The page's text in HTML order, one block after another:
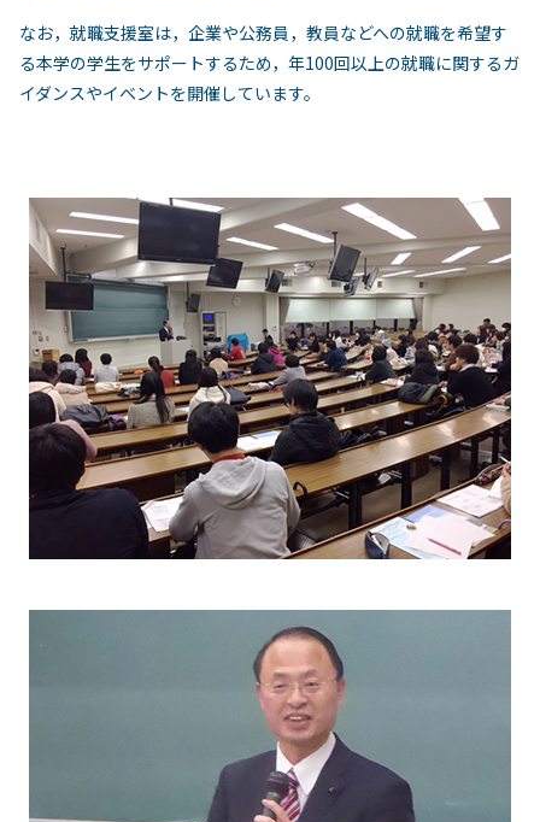
なお，就職支援室は，企業や公務員，教員などへの就職を希望す
る本学の学生をサポートするため，年100回以上の就職に関するガ
イダンスやイベントを開催しています。